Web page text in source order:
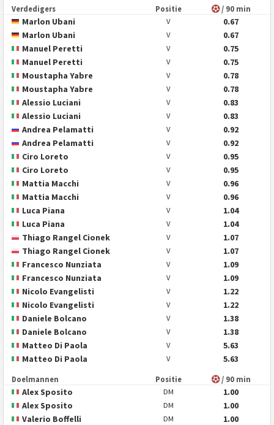
Verdedigers Positie / 90 min
Marlon Ubani V
0.67
Marlon Ubani
V
0.67
Manuel Peretti
V
0.75
Manuel Peretti
V
0.75
Moustapha Yabre
V
0.78
Moustapha Yabre
V
0.78
Alessio Luciani
V
0.83
Alessio Luciani
V
0.83
Andrea Pelamatti
V
0.92
Andrea Pelamatti
V
0.92
Ciro Loreto
V
0.95
Ciro Loreto
V
0.95
Mattia Macchi
V
0.96
Mattia Macchi
V
0.96
Luca Piana
V
1.04
Luca Piana
V
1.04
Thiago Rangel Cionek
V
1.07
Thiago Rangel Cionek
V
1.07
Francesco Nunziata
V
1.09
Francesco Nunziata
V
1.09
Nicolo Evangelisti
V
1.22
Nicolo Evangelisti
V
1.22
Daniele Bolcano
V
1.38
Daniele Bolcano
V
1.38
Matteo Di Paola
V
5.63
Matteo Di Paola
V 5.63
Doelmannen Positie / 90 min
Alex Sposito DM
1.00
Alex Sposito
DM
1.00
Valerio Boffelli
DM
1.00